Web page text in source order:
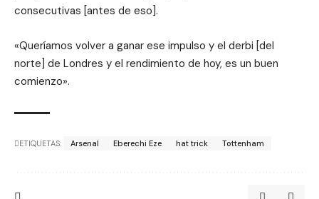
consecutivas [antes de eso].
«Queríamos volver a ganar ese impulso y el derbi [del
norte] de Londres y el rendimiento de hoy, es un buen
comienzo».
ETIQUETAS: Arsenal Eberechi Eze hat trick Tottenham